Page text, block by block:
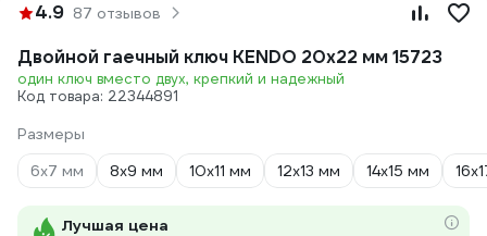
4.9 87 отзывов
Двойной гаечный ключ KENDO 20x22 мм 15723
один ключ вместо двух, крепкий и надежный
Код товара: 22344891
Размеры
6х7 мм
8х9 мм 10х11 мм 12х13 мм 14х15 мм
Лучшая цена